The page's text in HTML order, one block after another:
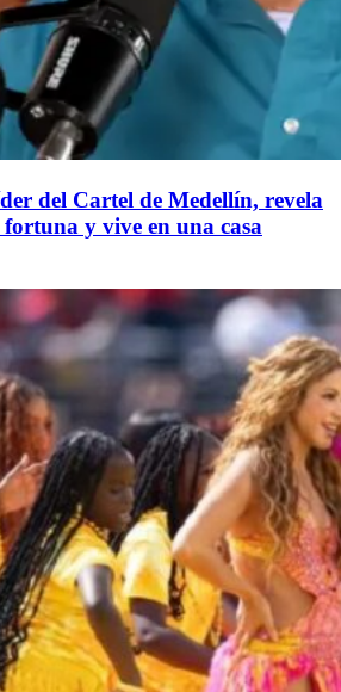
del Cartel de Medellín, revela
y vive en una casa